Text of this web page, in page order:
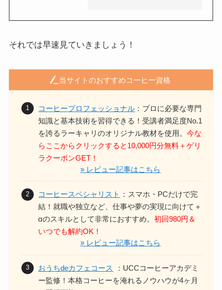
それでは早速見ていきましょう！
当サイトのおすすめコーヒー資格
コーヒープロフェッショナル ：プロに必要な専門
知識と基本技術を習得できる！ 受講者満足度No.1
を誇るラーキャリのオリジナル教材を使用。今な
らここからクリックすると10,000円分無料＋ゲリ
ラクーポンGET！
» レビュー記事はこちら
コーヒースペシャリスト ：スマホ・PCだけで完
結！就職や独立など、仕事や夢の実現に向けて＋
αのスキルとして非常におすすめ。初回980円＆
いつでも解約OK！
» レビュー記事はこちら
おうちdeカフェコース
：UCCコーヒーアカデミ
ー監修！本格コーヒーを淹れるノウハウが4ヶ月